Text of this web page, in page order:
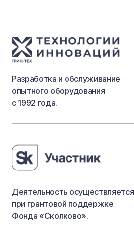
Разработка и обслуживание
опытного оборудования
с 1992 года.
Деятельность осуществляется
при грантовой поддержке
Фонда «Сколково».